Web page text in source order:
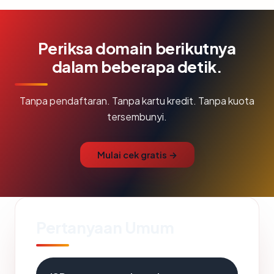
Periksa domain berikutnya
dalam beberapa detik.
Tanpa pendaftaran. Tanpa kartu kredit. Tanpa kuota
tersembunyi.
Mulai cek gratis →